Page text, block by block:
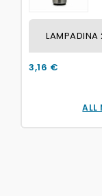
3,16 €
ALL